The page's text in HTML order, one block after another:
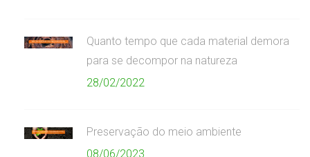
Quanto tempo que cada material demora
para se decompor na natureza
28/02/2022
Preservação do meio ambiente
08/06/2023